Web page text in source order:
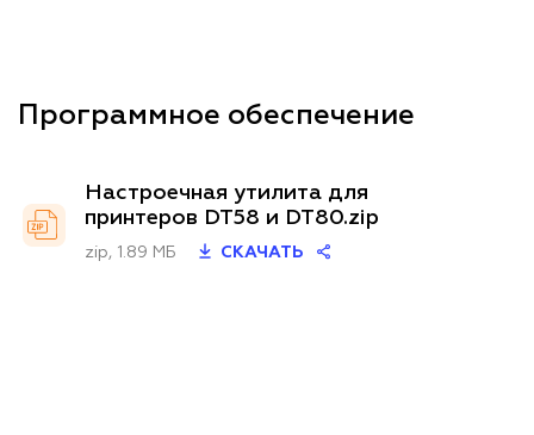
Программное обеспечение
Настроечная утилита для
принтеров DT58 и DT80.zip
zip, 1.89 МБ СКАЧАТЬ